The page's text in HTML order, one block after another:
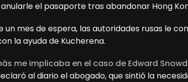
el pasaporte tras abandonar Hong
un mes de espera, las autoridades rusas le
la ayuda de Kucherena.
me implicaba en el caso de Edward
al diario el abogado, que sintió la